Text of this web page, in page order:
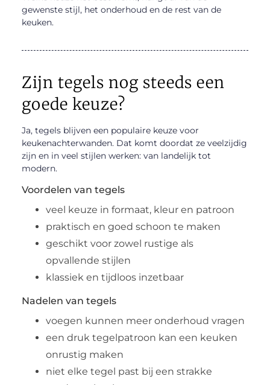
gewenste stijl, het onderhoud en de rest van de
keuken.
Zijn tegels nog steeds een
goede keuze?
Ja, tegels blijven een populaire keuze voor
keukenachterwanden. Dat komt doordat ze veelzijdig
zijn en in veel stijlen werken: van landelijk tot
modern.
Voordelen van tegels
veel keuze in formaat, kleur en patroon
praktisch en goed schoon te maken
geschikt voor zowel rustige als
opvallende stijlen
klassiek en tijdloos inzetbaar
Nadelen van tegels
voegen kunnen meer onderhoud vragen
een druk tegelpatroon kan een keuken
onrustig maken
niet elke tegel past bij een strakke